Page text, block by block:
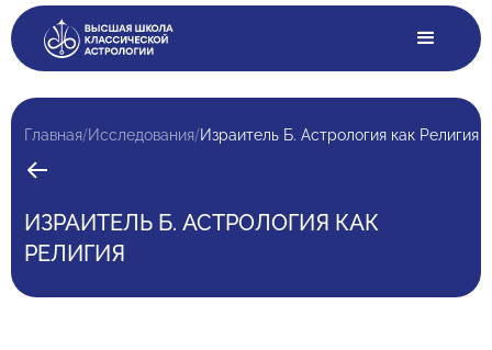
Главная/Исследования/Израитель Б. Астрология как Религия
ИЗРАИТЕЛЬ Б. АСТРОЛОГИЯ КАК
РЕЛИГИЯ